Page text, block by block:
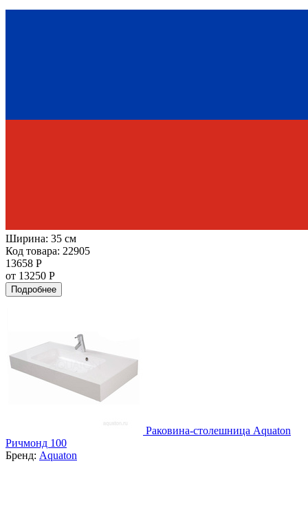
Ширина: 35 см
Код товара: 22905
13658 Р
от 13250 Р
Подробнее
Раковина-столешница Aquaton
Ричмонд 100
Бренд: Aquaton